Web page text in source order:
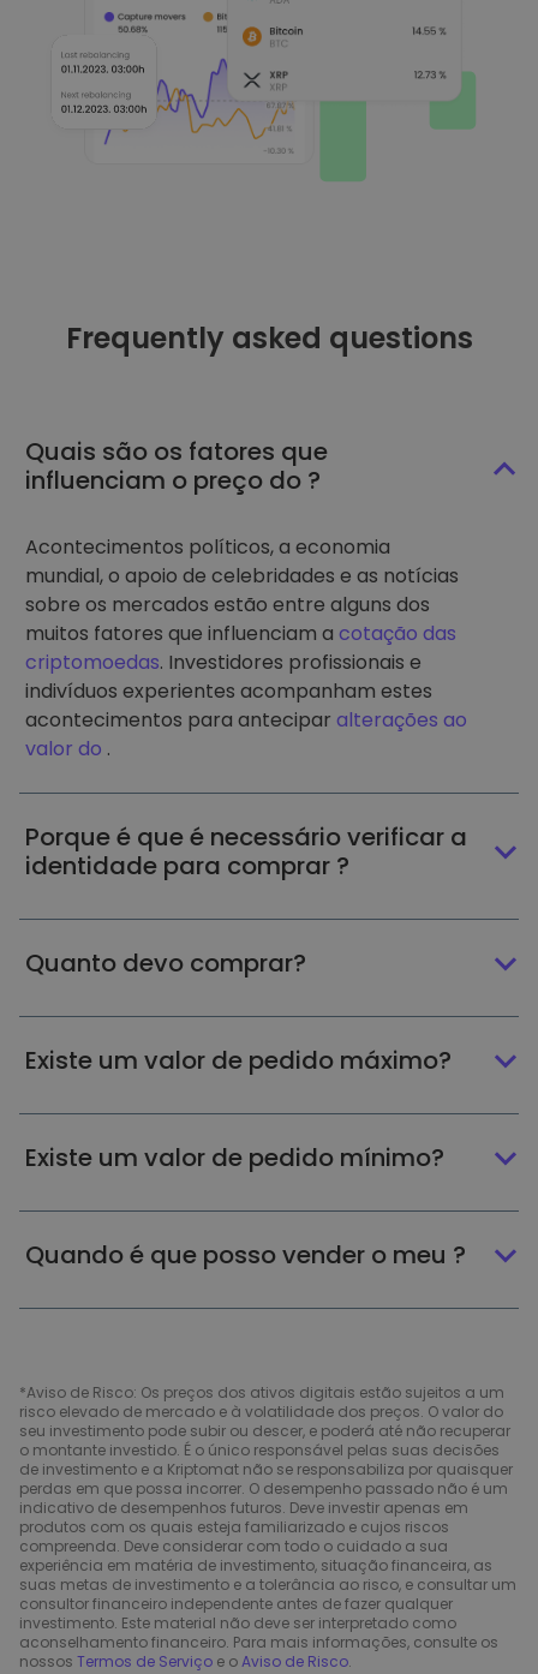
Frequently asked questions
Quais são os fatores que
influenciam o preço do ?
Acontecimentos políticos, a economia
mundial, o apoio de celebridades e as notícias
sobre os mercados estão entre alguns dos
muitos fatores que influenciam a cotação das
criptomoedas. Investidores profissionais e
indivíduos experientes acompanham estes
acontecimentos para antecipar alterações ao
valor do .
Porque é que é necessário verificar a
identidade para comprar ?
Quanto devo comprar?
Existe um valor de pedido máximo?
Existe um valor de pedido mínimo?
Quando é que posso vender o meu ?
*Aviso de Risco: Os preços dos ativos digitais estão sujeitos a um
risco elevado de mercado e à volatilidade dos preços. O valor do
seu investimento pode subir ou descer, e poderá até não recuperar
o montante investido. É o único responsável pelas suas decisões
de investimento e a Kriptomat não se responsabiliza por quaisquer
perdas em que possa incorrer. O desempenho passado não é um
indicativo de desempenhos futuros. Deve investir apenas em
produtos com os quais esteja familiarizado e cujos riscos
compreenda. Deve considerar com todo o cuidado a sua
experiência em matéria de investimento, situação financeira, as
suas metas de investimento e a tolerância ao risco, e consultar um
consultor financeiro independente antes de fazer qualquer
investimento. Este material não deve ser interpretado como
aconselhamento financeiro. Para mais informações, consulte os
nossos Termos de Serviço e oAviso de Risco.